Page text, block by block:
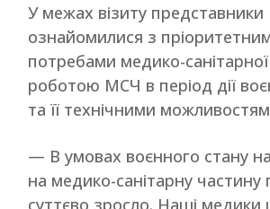
У межах візиту представники
ознайомилися з
потребами медико-
роботою МСЧ в період дії
та її технічними
— В умовах воєнного стану
на медико-санітарну частину
суттєво зросло. Наші медики